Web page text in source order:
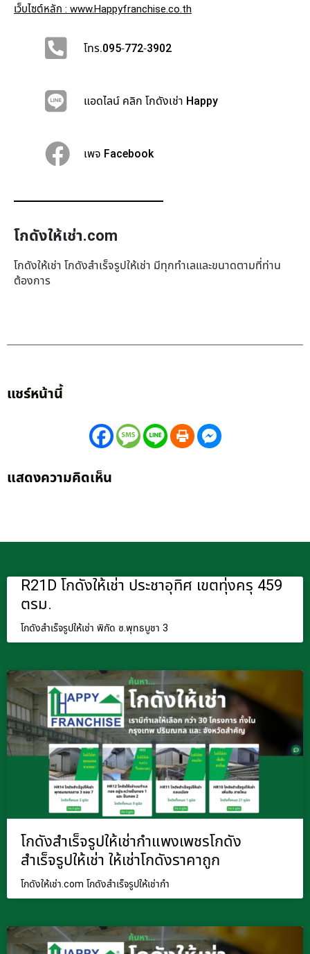
เว็บไซต์หลัก : www.Happyfranchise.co.th
โทร.095-772-3902
แอดไลน์ คลิก โกดังเช่า Happy
เพจ Facebook
โกดังให้เช่า.com
โกดังให้เช่า โกดังสำเร็จรูปให้เช่า มีทุกทำเล​และขนาดตามที่ท่าน
ต้องการ
แชร์หน้านี้
แสดงความคิดเห็น
R21D โกดังให้เช่า ประชาอุทิศ เขตทุ่งครุ 459
ตรม.
โกดังสำเร็จรูปให้เช่า พิกัด ซ.พุทธบูชา 3
โกดังสำเร็จรูปให้เช่ากำแพงเพชรโกดัง
สำเร็จรูปให้เช่า ให้เช่าโกดังราคาถูก
โกดังให้เช่า.com โกดังสำเร็จรูปให้เช่ากำ